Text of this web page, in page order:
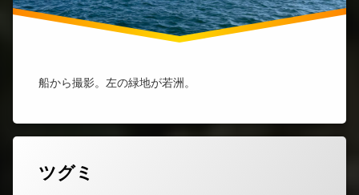
船から撮影。左の緑地が若洲。
ツグミ